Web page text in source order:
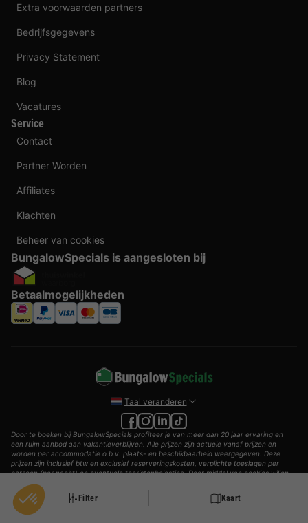
Filter Kaart
Extra voorwaarden partners
Bedrijfsgegevens
Privacy Statement
Blog
Vacatures
Service
Contact
Partner Worden
Affiliates
Klachten
Beheer van cookies
BungalowSpecials is aangesloten bij
Betaalmogelijkheden
Taal veranderen
Door te boeken bij BungalowSpecials profiteer je van meer dan 20 jaar ervaring en
een ruim aanbod aan vakantieverblijven. Alle prijzen zijn actuele vanaf prijzen en
worden per accommodatie o.b.v. plaats- en beschikbaarheid weergegeven. Deze
prijzen zijn inclusief btw en exclusief reserveringskosten, verplichte toeslagen per
persoon (per nacht) en eventuele toeristenbelasting. Door middel van cookies willen
© 2002 - 2025 AddGuests B.V. Alle rechten voorbehouden.